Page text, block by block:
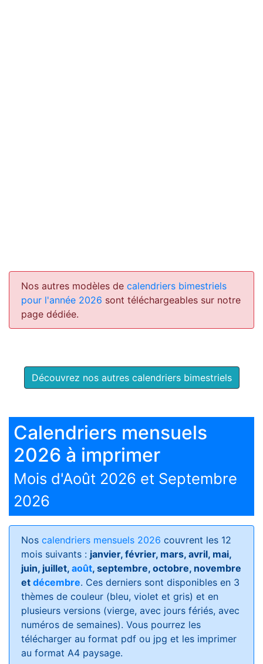
Nos autres modèles de calendriers bimestriels
pour l'année 2026 sont téléchargeables sur notre
page dédiée.
Découvrez nos autres calendriers bimestriels
Calendriers mensuels
2026 à imprimer
Mois d'Août 2026 et Septembre
2026
Nos calendriers mensuels 2026 couvrent les 12
mois suivants : janvier, février, mars, avril, mai,
juin, juillet, août, septembre, octobre, novembre
et décembre. Ces derniers sont disponibles en 3
thèmes de couleur (bleu, violet et gris) et en
plusieurs versions (vierge, avec jours fériés, avec
numéros de semaines). Vous pourrez les
télécharger au format pdf ou jpg et les imprimer
au format A4 paysage.